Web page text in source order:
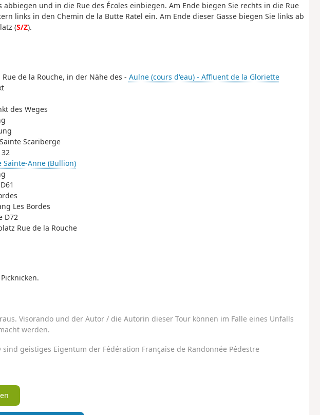
und in die Rue des Écoles einbiegen. Am Ende biegen Sie rechts in die Rue
links in den Chemin de la Butte Ratel ein. Am Ende dieser Gasse biegen Sie links ab
(S/Z).
de la Rouche, in der Nähe des - Aulne (cours d'eau) - Affluent de la Gloriette
des Weges
Scariberge
Sainte-Anne (Bullion)
Les Bordes
D72
Rue de la Rouche
Visorando und der Autor / die Autorin dieser Tour können im Falle eines Unfalls
werden.
geistiges Eigentum der Fédération Française de Randonnée Pédestre